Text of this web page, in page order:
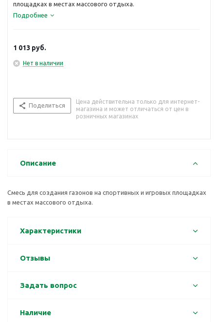
площадках в местах массового отдыха.
Подробнее
1 013 руб.
Нет в наличии
Поделиться
Цена действительна только для интернет-
магазина и может отличаться от цен в
розничных магазинах
Описание
Смесь для создания газонов на спортивных и игровых площадках
в местах массового отдыха.
Характеристики
Отзывы
Задать вопрос
Наличие